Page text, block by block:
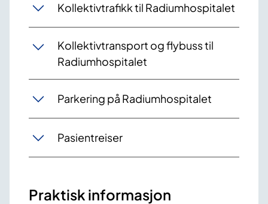
Kollektivtrafikk til Radiumhospitalet
Kollektivtransport og flybuss til
Radiumhospitalet
Parkering på Radiumhospitalet
Pasientreiser
Praktisk informasjon